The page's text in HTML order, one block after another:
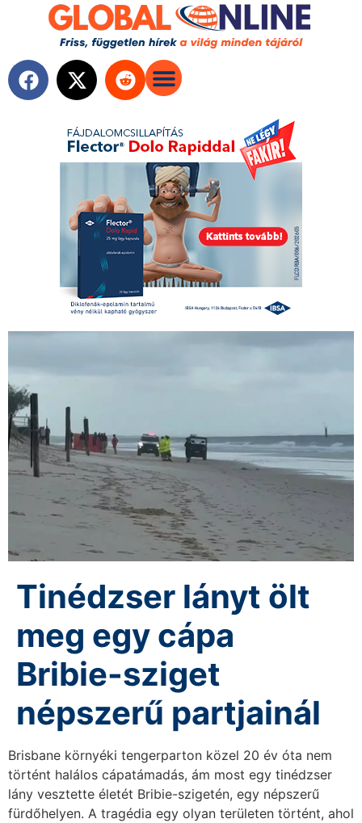
Tinédzser lányt ölt
meg egy cápa
Bribie-sziget
népszerű partjainál
Brisbane környéki tengerparton közel 20 év óta nem
történt halálos cápatámadás, ám most egy tinédzser
lány vesztette életét Bribie-szigetén, egy népszerű
fürdőhelyen. A tragédia egy olyan területen történt, ahol